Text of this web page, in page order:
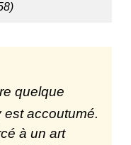
quelque
accoutumé.
à un art